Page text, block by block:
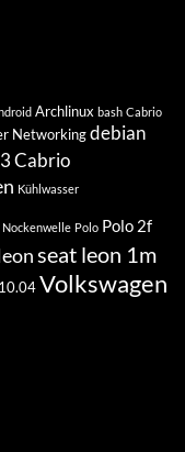
Archlinux bash Cabrio
Networkingdebian
Cabrio
Kühlwasser
Nockenwelle Polo Polo 2f
seat leon 1m
Volkswagen